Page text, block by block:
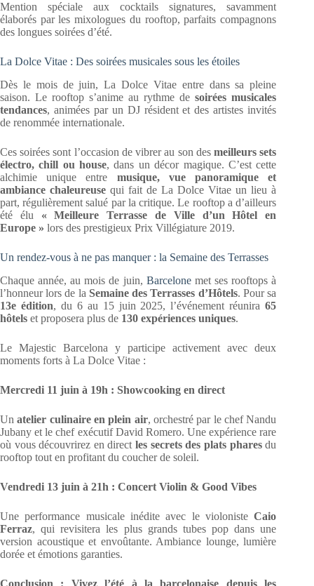
Mention spéciale aux cocktails signatures, savamment
élaborés par les mixologues du rooftop, parfaits compagnons
des longues soirées d’été.
La Dolce Vitae : Des soirées musicales sous les étoiles
Dès le mois de juin, La Dolce Vitae entre dans sa pleine
saison. Le rooftop s’anime au rythme desoirées musicales
tendances, animées par un DJ résident et des artistes invités
de renommée internationale.
Ces soirées sont l’occasion de vibrer au son desmeilleurs sets
électro, chill ou house, dans un décor magique. C’est cette
alchimie unique entre musique, vue panoramique et
ambiance chaleureuse qui fait de La Dolce Vitae un lieu à
part, régulièrement salué par la critique. Le rooftop a d’ailleurs
été élu « Meilleure Terrasse de Ville d’un Hôtel en
Europe » lors des prestigieux Prix Villégiature 2019.
Un rendez-vous à ne pas manquer : la Semaine des Terrasses
Chaque année, au mois de juin, Barcelonemet ses rooftops à
l’honneur lors de la Semaine des Terrasses d’Hôtels. Pour sa
13e édition, du 6 au 15 juin 2025, l’événement réunira65
hôtels et proposera plus de 130 expériences uniques.
Le Majestic Barcelona y participe activement avec deux
moments forts à La Dolce Vitae :
Mercredi 11 juin à 19h : Showcooking en direct
Unatelier culinaire en plein air, orchestré par le chef Nandu
Jubany et le chef exécutif David Romero. Une expérience rare
où vous découvrirez en directles secrets des plats pharesdu
rooftop tout en profitant du coucher de soleil.
Vendredi 13 juin à 21h : Concert Violin & Good Vibes
Une performance musicale inédite avec le violonisteCaio
Ferraz, qui revisitera les plus grands tubes pop dans une
version acoustique et envoûtante. Ambiance lounge, lumière
dorée et émotions garanties.
Conclusion : Vivez l’été à la barcelonaise depuis les